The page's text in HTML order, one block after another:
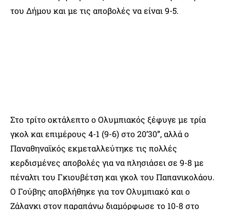
του Δήμου και με τις αποβολές να είναι 9-5.
Στο τρίτο οκτάλεπτο ο Ολυμπιακός ξέφυγε με τρία
γκολ και επιμέρους 4-1 (9-6) στο 20’30”, αλλά ο
Παναθηναϊκός εκμεταλλεύτηκε τις πολλές
κερδισμένες αποβολές για να πλησιάσει σε 9-8 με
πέναλτι του Γκιουβέτση και γκολ του Παπανικολάου.
Ο Γούβης αποβλήθηκε για τον Ολυμπιακό και ο
Ζάλανκι στον παραπάνω διαμόρφωσε το 10-8 στο